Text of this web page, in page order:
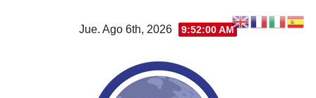
Jue. Ago 6th, 2026 9:52:03 AM